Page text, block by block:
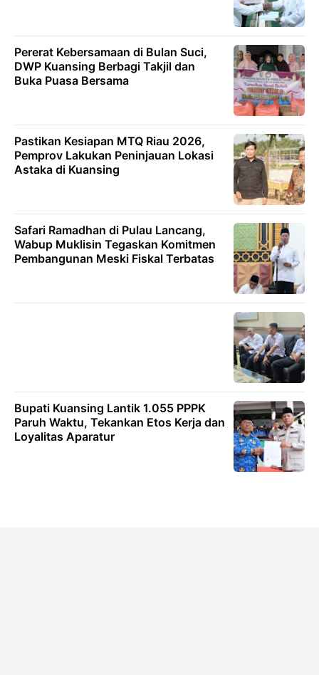
Pererat Kebersamaan di Bulan Suci,
DWP Kuansing Berbagi Takjil dan
Buka Puasa Bersama
Pastikan Kesiapan MTQ Riau 2026,
Pemprov Lakukan Peninjauan Lokasi
Astaka di Kuansing
Safari Ramadhan di Pulau Lancang,
Wabup Muklisin Tegaskan Komitmen
Pembangunan Meski Fiskal Terbatas
Bupati Kuansing Lantik 1.055 PPPK
Paruh Waktu, Tekankan Etos Kerja dan
Loyalitas Aparatur